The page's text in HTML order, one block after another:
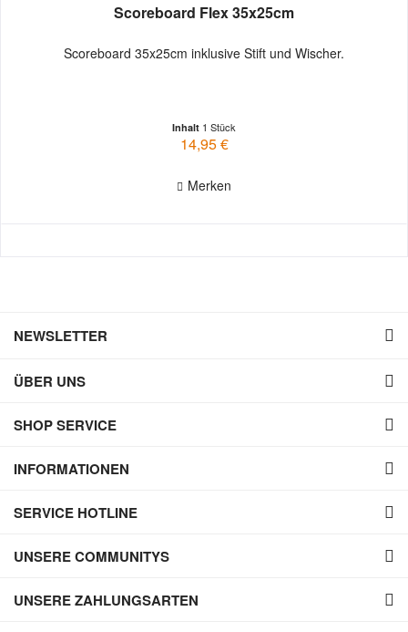
Scoreboard Flex 35x25cm
Scoreboard 35x25cm inklusive Stift und Wischer.
Inhalt 1 Stück
14,95 €
Merken
NEWSLETTER
ÜBER UNS
SHOP SERVICE
INFORMATIONEN
SERVICE HOTLINE
UNSERE COMMUNITYS
UNSERE ZAHLUNGSARTEN